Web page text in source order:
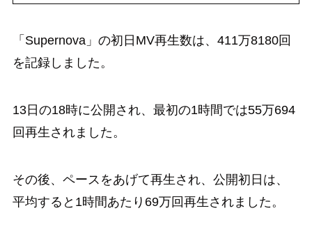
「Supernova」の初日MV再生数は、411万8180回
を記録しました。
13日の18時に公開され、最初の1時間では55万694
回再生されました。
その後、ペースをあげて再生され、公開初日は、
平均すると1時間あたり69万回再生されました。